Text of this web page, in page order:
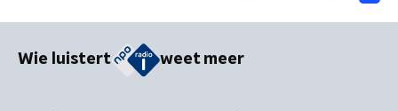
Wie luistert weet meer